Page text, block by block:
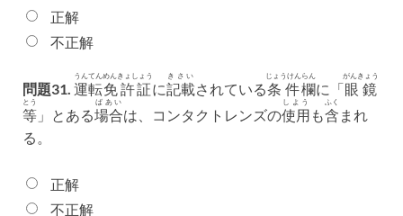
正解
不正解
問題31. 運転
うんてん
免許証
めんきょしょう
に記載
きさい
されている条件
じょうけん
欄
らん
に「眼鏡
がんきょう
等
とう
」とある場合
ばあい
は、コンタクトレンズの使用
しよう
も含
ふく
まれ
る。
正解
不正解